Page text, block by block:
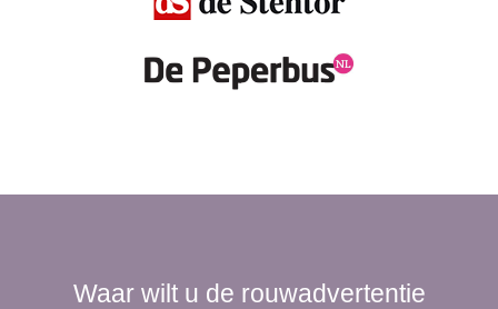
Waar wilt u de rouwadvertentie